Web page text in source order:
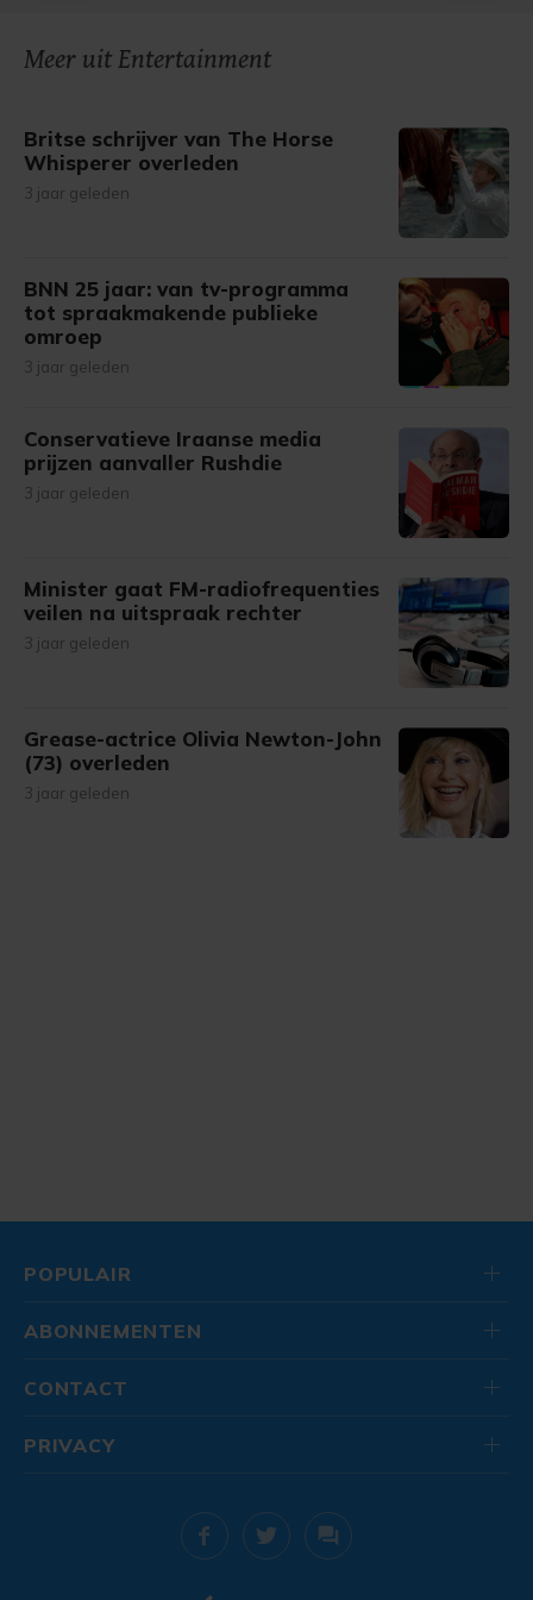
gemaakte keuze altijd wijzigen of intrekken.
Meer uit Entertainment
Britse schrijver van The Horse
Whisperer overleden
3 jaar geleden
BNN 25 jaar: van tv-programma
tot spraakmakende publieke
omroep
3 jaar geleden
Conservatieve Iraanse media
prijzen aanvaller Rushdie
3 jaar geleden
Minister gaat FM-radiofrequenties
veilen na uitspraak rechter
3 jaar geleden
Grease-actrice Olivia Newton-John
(73) overleden
3 jaar geleden
POPULAIR
ABONNEMENTEN
CONTACT
PRIVACY